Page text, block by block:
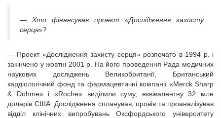
— Хто фінансував проект «Дослідження захисту
серця»?
— Проект «Дослідження захисту серця» розпочато в 1994 р. і
закінчено у жовтні 2001 р. На його проведення Рада медичних
наукових досліджень Великобританії, Британський
кардіологічний фонд та фармацевтичні компанії «Merck Sharp
& Dohme» і «Roche» виділили суму, еквівалентну 32 млн
доларів США. Дослідження спланував, провів та проаналізував
відділ клінічних випробувань Оксфордського університету